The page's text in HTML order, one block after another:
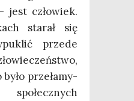
jest czło­wiek.
sta­rał się
przede
prze­ła­my­